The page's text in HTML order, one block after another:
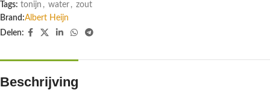
Tags: tonijn , water , zout
Brand:Albert Heijn
Delen:
Beschrijving